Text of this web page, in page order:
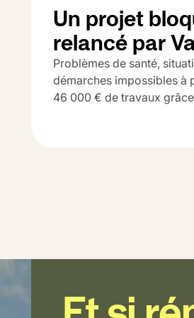
Un projet
relancé par
Problèmes de santé,
démarches impossibles à
46 000 € de travaux